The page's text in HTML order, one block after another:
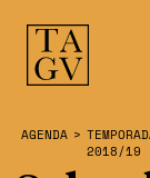
AGENDA >
2018/19